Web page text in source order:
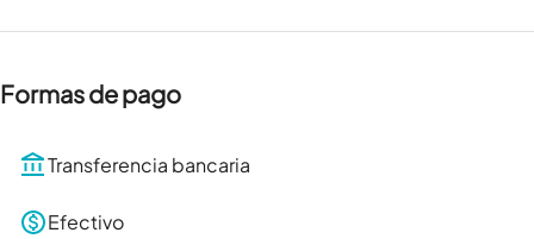
Formas de pago
Transferencia bancaria
Efectivo